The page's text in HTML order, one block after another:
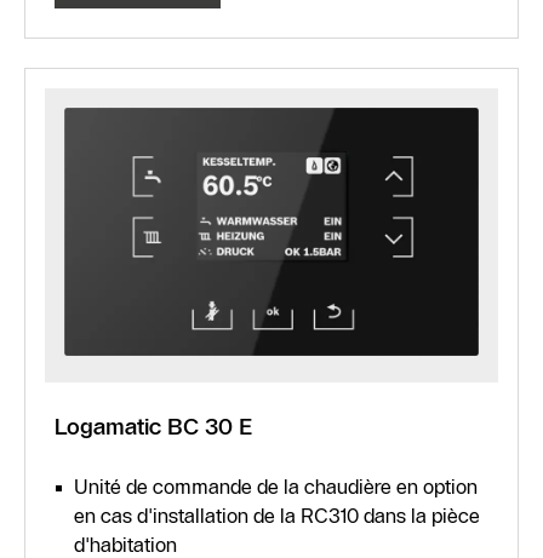
Logamatic BC 30 E
Unité de commande de la chaudière en option
en cas d'installation de la RC310 dans la pièce
d'habitation